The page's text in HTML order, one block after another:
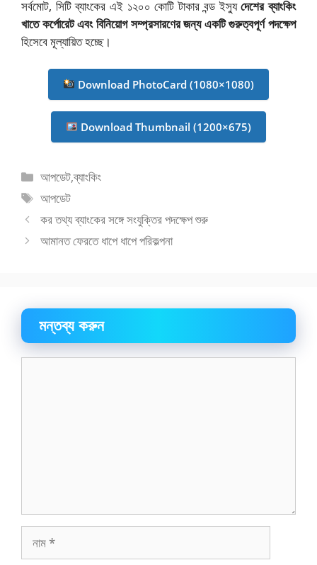
সর্বমোট, সিটি ব্যাংকের এই ১২০০ কোটি টাকার বন্ড ইস্যুদেশের ব্যাংকিং
খাতে কর্পোরেট এবং বিনিয়োগ সম্প্রসারণের জন্য একটি গুরুত্বপূর্ণ পদক্ষেপ
হিসেবে মূল্যায়িত হচ্ছে।
Download PhotoCard (1080×1080)
Download Thumbnail (1200×675)
বিভাগ
সমূহ
আপডেট,ব্যাংকিং
ট্যাগ
সমূহ
আপডেট
কর তথ্য ব্যাংকের সঙ্গে সংযুক্তির পদক্ষেপ শুরু
আমানত ফেরতে ধাপে ধাপে পরিকল্পনা
মন্তব্য করুন